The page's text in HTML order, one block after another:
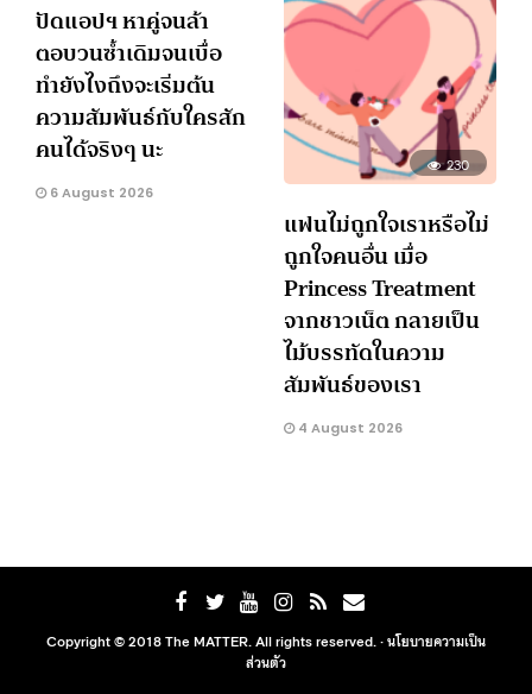
ปัดแอปฯ หาคู่จนล้า
ตอบวนซ้ำเดิมจนเบื่อ
ทำยังไงถึงจะเริ่มต้น
ความสัมพันธ์กับใครสัก
คนได้จริงๆ นะ
6 August 2026
230
แฟนไม่ถูกใจเราหรือไม่
ถูกใจคนอื่น เมื่อ
Princess Treatment
จากชาวเน็ต กลายเป็น
ไม้บรรทัดในความ
สัมพันธ์ของเรา
4 August 2026
Copyright © 2018 The MATTER. All rights reserved. ·นโยบายความเป็น
ส่วนตัว